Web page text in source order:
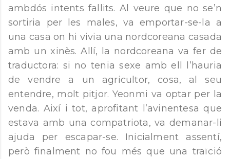
ambdós intents fallits. Al veure que no se’n
sortiria per les males, va emportar-se-la a
una casa on hi vivia una nordcoreana casada
amb un xinès. Allí, la nordcoreana va fer de
traductora: si no tenia sexe amb ell l’hauria
de vendre a un agricultor, cosa, al seu
entendre, molt pitjor. Yeonmi va optar per la
venda. Així i tot, aprofitant l’avinentesa que
estava amb una compatriota, va demanar-li
ajuda per escapar-se. Inicialment assentí,
però finalment no fou més que una traïció